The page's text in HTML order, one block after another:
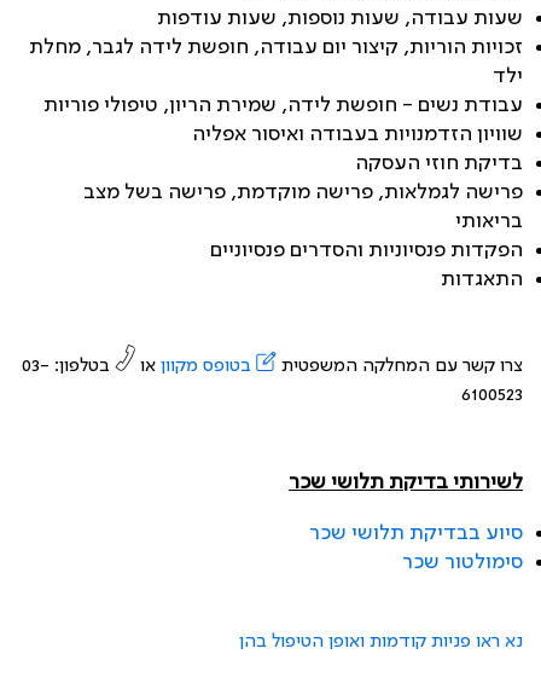
שעות עבודה, שעות נוספות, שעות עודפות
זכויות הוריות, קיצור יום עבודה, חופשת לידה לגבר, מחלת
ילד
עבודת נשים - חופשת לידה, שמירת הריון, טיפולי פוריות
שוויון הזדמנויות בעבודה ואיסור אפליה
בדיקת חוזי העסקה
פרישה לגמלאות, פרישה מוקדמת, פרישה בשל מצב
בריאותי
הפקדות פנסיוניות והסדרים פנסיוניים
התאגדות
צרו קשר עם המחלקה המשפטית בטופס מקוון או
בטלפון: 03-
6100523
לשירותי בדיקת תלושי שכר
סיוע בבדיקת תלושי שכר
סימולטור שכר
נא ראו פניות קודמות ואופן הטיפול בהן